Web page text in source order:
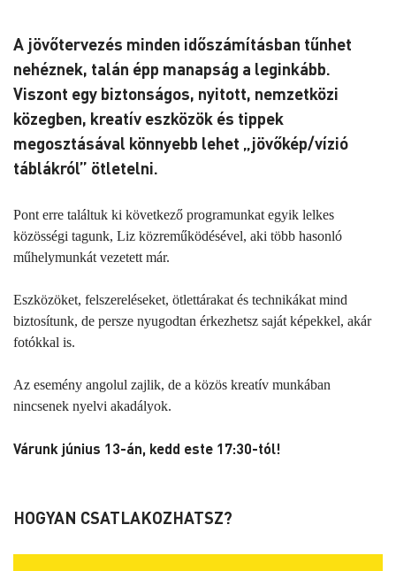
A jövőtervezés minden időszámításban tűnhet
nehéznek, talán épp manapság a leginkább.
Viszont egy biztonságos, nyitott, nemzetközi
közegben, kreatív eszközök és tippek
megosztásával könnyebb lehet „jövőkép/vízió
táblákról” ötletelni.
Pont erre találtuk ki következő programunkat egyik lelkes
közösségi tagunk, Liz közreműködésével, aki több hasonló
műhelymunkát vezetett már.
Eszközöket, felszereléseket, ötlettárakat és technikákat mind
biztosítunk, de persze nyugodtan érkezhetsz saját képekkel, akár
fotókkal is.
Az esemény angolul zajlik, de a közös kreatív munkában
nincsenek nyelvi akadályok.
Várunk június 13-án, kedd este 17:30-tól!
HOGYAN CSATLAKOZHATSZ?